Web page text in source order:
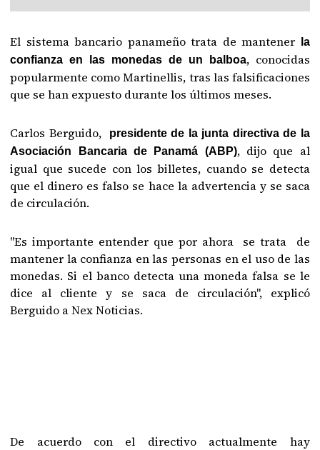
El sistema bancario panameño trata de mantener
la
confianza en las monedas de un balboa, conocidas
popularmente como Martinellis, tras las falsificaciones
que se han expuesto durante los últimos meses.
Carlos Berguido,
presidente de la junta directiva de la
Asociación Bancaria de Panamá (ABP), dijo que al
igual que sucede con los billetes, cuando se detecta
que el dinero es falso se hace la advertencia y se saca
de circulación.
"Es importante entender que por ahora se trata de
mantener la confianza en las personas en el uso de las
monedas. Si el banco detecta una moneda falsa se le
dice al cliente y se saca de circulación", explicó
Berguido a Nex Noticias.
De acuerdo con el directivo actualmente hay